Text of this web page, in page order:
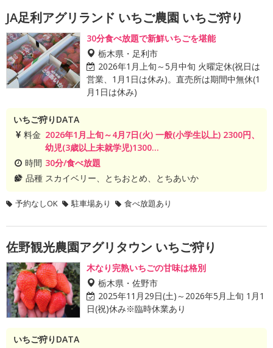
JA足利アグリランド いちご農園 いちご狩り
30分食べ放題で新鮮いちごを堪能
栃木県・足利市
2026年1月上旬～5月中旬 火曜定休(祝日は
営業、1月1日は休み)。直売所は期間中無休(1
月1日は休み)
いちご狩りDATA
料金 2026年1月上旬～4月7日(火) 一般(小学生以上) 2300円、
幼児(3歳以上未就学児)1300...
時間 30分/食べ放題
品種 スカイベリー、とちおとめ、とちあいか
予約なしOK 駐車場あり 食べ放題あり
佐野観光農園アグリタウン いちご狩り
木なり完熟いちごの甘味は格別
栃木県・佐野市
2025年11月29日(土)～2026年5月上旬 1月1
日(祝)休み※臨時休業あり
いちご狩りDATA